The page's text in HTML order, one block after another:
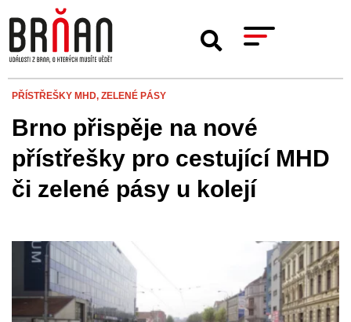
PŘÍSTŘEŠKY MHD, ZELENÉ PÁSY
Brno přispěje na nové
přístřešky pro cestující MHD
či zelené pásy u kolejí